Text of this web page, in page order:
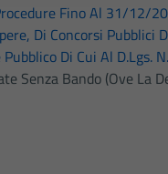
Fino Al 31/12/
Di Concorsi Pubblici
Di Cui Al D.Lgs.
Senza Bando (ove La